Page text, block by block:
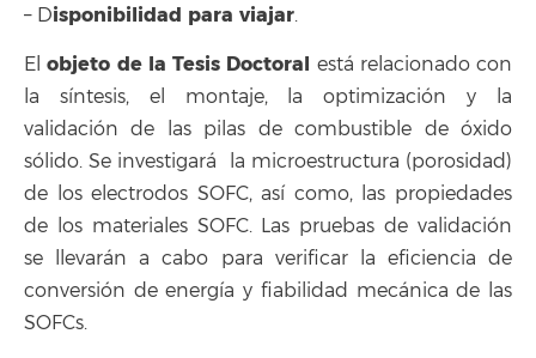
– Disponibilidad para viajar.
Elobjeto de la Tesis Doctoral está relacionado con
la síntesis, el montaje, la optimización y la
validación de las pilas de combustible de óxido
sólido. Se investigará la microestructura (porosidad)
de los electrodos SOFC, así como, las propiedades
de los materiales SOFC. Las pruebas de validación
se llevarán a cabo para verificar la eficiencia de
conversión de energía y fiabilidad mecánica de las
SOFCs.